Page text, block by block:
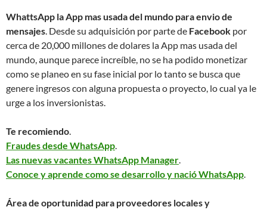
WhattsApp la App mas usada del mundo para envio de
mensajes . Desde su adquisición por parte de Facebook por
cerca de 20,000 millones de dolares la App mas usada del
mundo, aunque parece increíble, no se ha podido monetizar
como se planeo en su fase inicial por lo tanto se busca que
genere ingresos con alguna propuesta o proyecto, lo cual ya le
urge a los inversionistas.
Te recomiendo
Fraudes desde WhatsApp
Las nuevas vacantes WhatsApp Manager
Conoce y aprende como se desarrollo y nació WhatsApp
Área de oportunidad para proveedores locales y